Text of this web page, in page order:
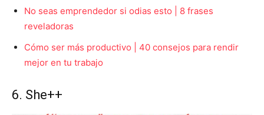
No seas emprendedor si odias esto | 8 frases
reveladoras
Cómo ser más productivo | 40 consejos para rendir
mejor en tu trabajo
6. She++